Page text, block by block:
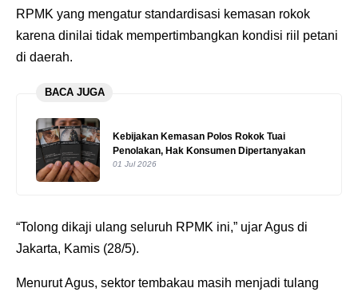
RPMK yang mengatur standardisasi kemasan rokok
karena dinilai tidak mempertimbangkan kondisi riil petani
di daerah.
BACA JUGA
Kebijakan Kemasan Polos Rokok Tuai
Penolakan, Hak Konsumen Dipertanyakan
01 Jul 2026
“Tolong dikaji ulang seluruh RPMK ini,” ujar Agus di
Jakarta, Kamis (28/5).
Menurut Agus, sektor tembakau masih menjadi tulang